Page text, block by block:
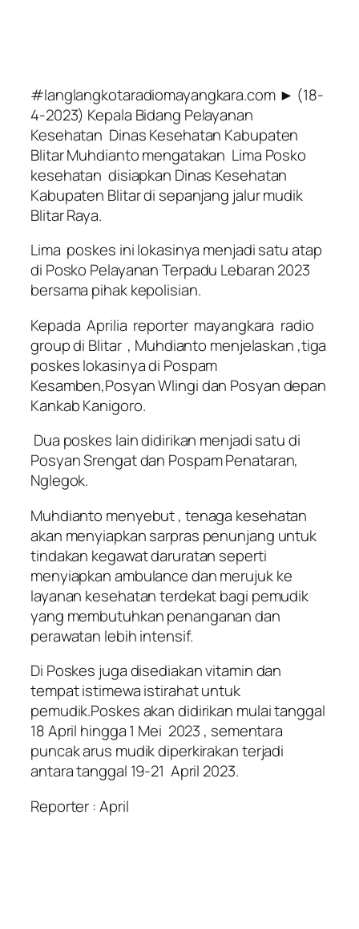
#langlangkotaradiomayangkara.com ► (18-
4-2023) Kepala Bidang Pelayanan
Kesehatan Dinas Kesehatan Kabupaten
Blitar Muhdianto mengatakan Lima Posko
kesehatan disiapkan Dinas Kesehatan
Kabupaten Blitar di sepanjang jalur mudik
Blitar Raya.
Lima poskes ini lokasinya menjadi satu atap
di Posko Pelayanan Terpadu Lebaran 2023
bersama pihak kepolisian.
Kepada Aprilia reporter mayangkara radio
group di Blitar , Muhdianto menjelaskan ,tiga
poskes lokasinya di Pospam
Kesamben,Posyan Wlingi dan Posyan depan
Kankab Kanigoro.
Dua poskes lain didirikan menjadi satu di
Posyan Srengat dan Pospam Penataran,
Nglegok.
Muhdianto menyebut , tenaga kesehatan
akan menyiapkan sarpras penunjang untuk
tindakan kegawat daruratan seperti
menyiapkan ambulance dan merujuk ke
layanan kesehatan terdekat bagi pemudik
yang membutuhkan penanganan dan
perawatan lebih intensif.
Di Poskes juga disediakan vitamin dan
tempat istimewa istirahat untuk
pemudik.Poskes akan didirikan mulai tanggal
18 April hingga 1 Mei 2023 , sementara
puncak arus mudik diperkirakan terjadi
antara tanggal 19-21 April 2023.
Reporter : April